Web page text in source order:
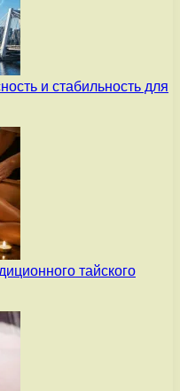
и стабильность для
тайского